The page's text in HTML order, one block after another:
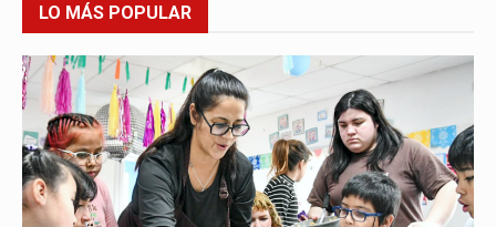
LO MÁS POPULAR